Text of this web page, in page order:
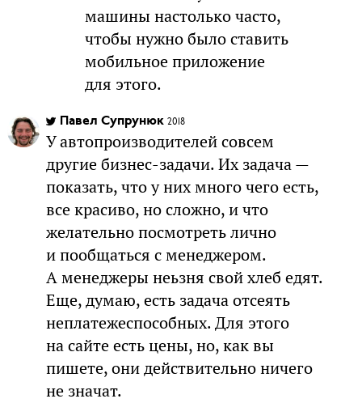
машины настолько часто,
чтобы нужно было ставить
мобильное приложение
для этого.
Павел Супрунюк 2018
У автопроизводителей совсем
другие бизнес-задачи. Их задача —
показать, что у них много чего есть,
все красиво, но сложно, и что
желательно посмотреть лично
и пообщаться с менеджером.
А менеджеры неьзня свой хлеб едят.
Еще, думаю, есть задача отсеять
неплатежеспособных. Для этого
на сайте есть цены, но, как вы
пишете, они действительно ничего
не значат.